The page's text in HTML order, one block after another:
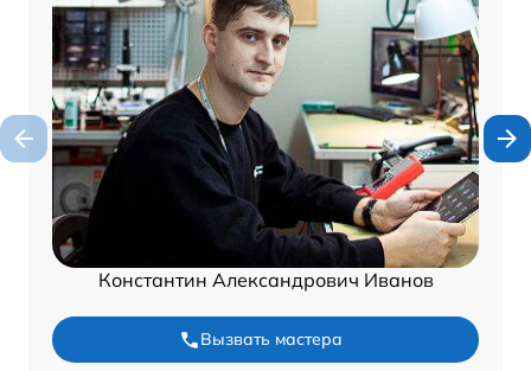
Константин Александрович Иванов
Вызвать мастера